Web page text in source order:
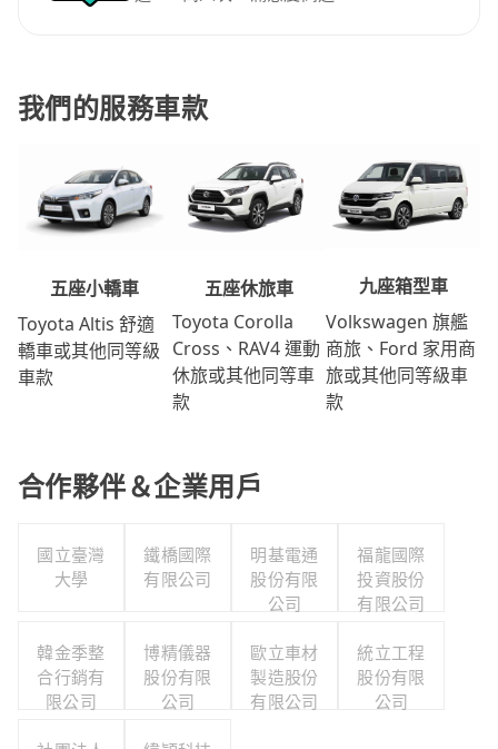
我們的服務車款
五座小轎車
Toyota Altis 舒適
轎車或其他同等級
車款
五座休旅車
Toyota Corolla
Cross、RAV4 運動
休旅或其他同等車
款
九座箱型車
Volkswagen 旗艦
商旅、Ford 家用商
旅或其他同等級車
款
合作夥伴＆企業用戶
國立臺灣
大學
鐵橋國際
有限公司
明基電通
股份有限
公司
福龍國際
投資股份
有限公司
韓金季整
合行銷有
限公司
博精儀器
股份有限
公司
歐立車材
製造股份
有限公司
統立工程
股份有限
公司